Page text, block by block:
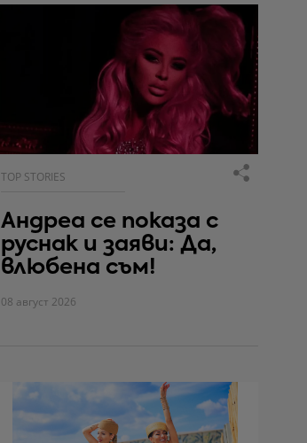
TOP STORIES
Андреа се показа с
руснак и заяви: Да,
влюбена съм!
08 август 2026